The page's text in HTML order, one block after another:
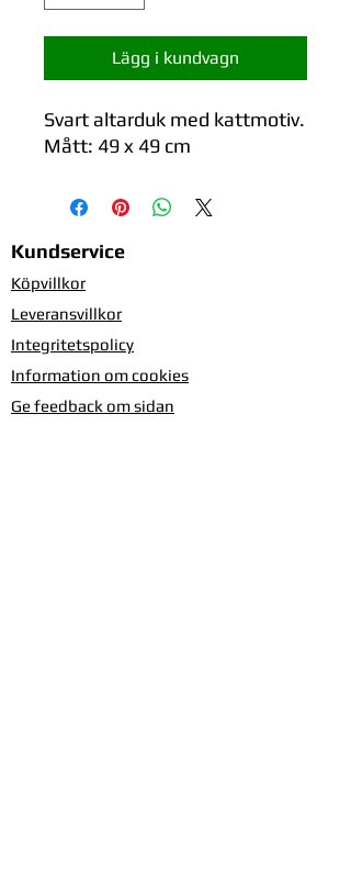
Lägg i kundvagn
Svart altarduk med kattmotiv.
Mått: 49 x 49 cm
Kundservice
Köpvillkor
Leveransvillkor
Integritetspolicy
Information om cookies
Ge feedback om sidan